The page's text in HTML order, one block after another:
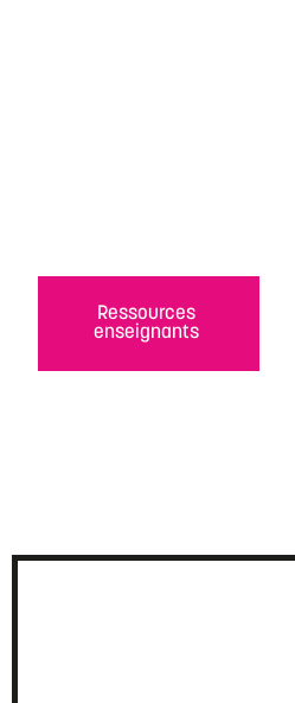
Ressources
enseignants